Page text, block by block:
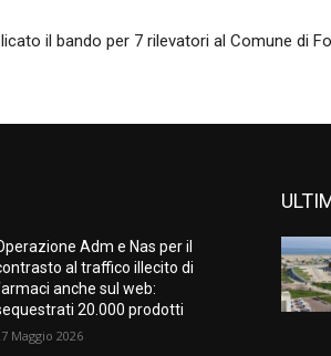
il bando per 7 rilevatori al Comune di
Adm e Nas per il
al traffico illecito di
anche sul web:
20.000 prodotti
Maggio 2026